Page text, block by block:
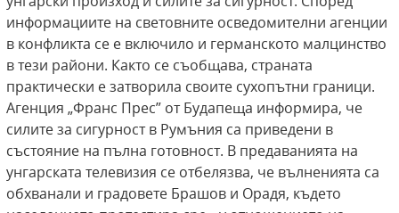
информациите на световните осведомителни агенции
в конфликта се е включило и германското малцинство
в тези райони. Както се съобщава, страната
практически е затворила своите сухопътни граници.
Агенция „Франс Прес” от Будапеща информира, че
силите за сигурност в Румъния са приведени в
състояние на пълна готовност. В предаванията на
унгарската телевизия се отбелязва, че вълненията са
обхванали и градовете Брашов и Орадя, където